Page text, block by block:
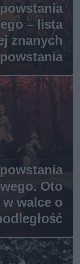
– lista
znanych
Oto
walce o